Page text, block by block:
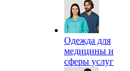
Одежда для
медицины и
сферы услуг